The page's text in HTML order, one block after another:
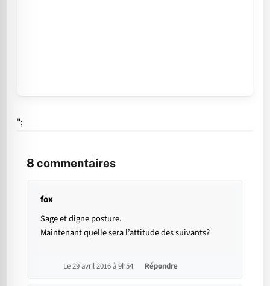
";
8 commentaires
fox
Sage et digne posture.
Maintenant quelle sera l’attitude des suivants?
Le 29 avril 2016 à 9h54 Répondre